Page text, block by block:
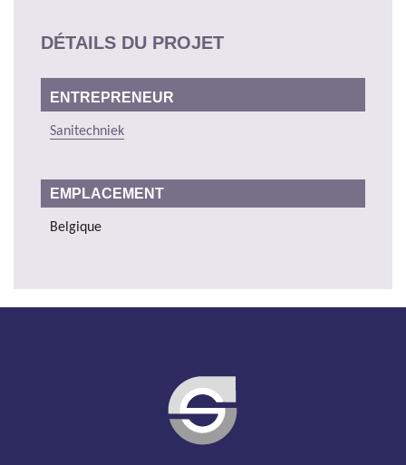
DÉTAILS DU PROJET
ENTREPRENEUR
Sanitechniek
EMPLACEMENT
Belgique